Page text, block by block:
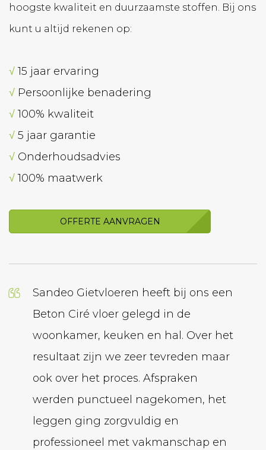
hoogste kwaliteit en duurzaamste stoffen. Bij ons
kunt u altijd rekenen op:
√ 15 jaar ervaring
√ Persoonlijke benadering
√ 100% kwaliteit
√ 5 jaar garantie
√ Onderhoudsadvies
√ 100% maatwerk
OFFERTE AANVRAGEN
Sandeo Gietvloeren heeft bij ons een
Beton Ciré vloer gelegd in de
woonkamer, keuken en hal. Over het
resultaat zijn we zeer tevreden maar
ook over het proces. Afspraken
werden punctueel nagekomen, het
leggen ging zorgvuldig en
professioneel met vakmanschap en